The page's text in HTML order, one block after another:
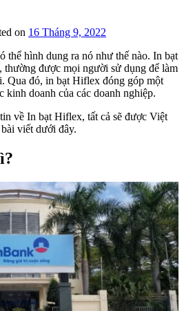
on 16 Tháng 9, 2022
thể hình dung ra nó như thế nào. In bạt
được mọi người sử dụng để làm
Qua đó, in bạt Hiflex đóng góp một
kinh doanh của các doanh nghiệp.
về In bạt Hiflex, tất cả sẽ được Việt
viết dưới đây.